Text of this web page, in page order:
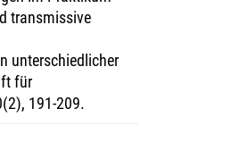
transmissive
unterschiedlicher
für
191-209.